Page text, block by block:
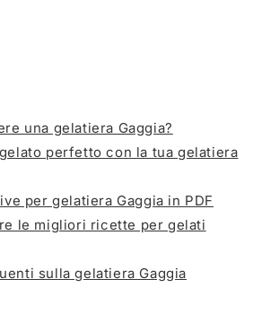
una gelatiera Gaggia?
perfetto con la tua gelatiera
per gelatiera Gaggia in PDF
le migliori ricette per gelati
sulla gelatiera Gaggia